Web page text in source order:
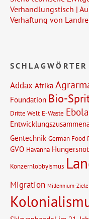
Verhandlungstisch |
Verhaftung von
SCHLAGWÖRTER
Addax Afrika
Foundation Bio-
Dritte Welt E-Waste Ebola
Gentechnik German Food
GVO Havanna Hungersnot
Konzernlobbyismus
Migration Millennium-Ziele